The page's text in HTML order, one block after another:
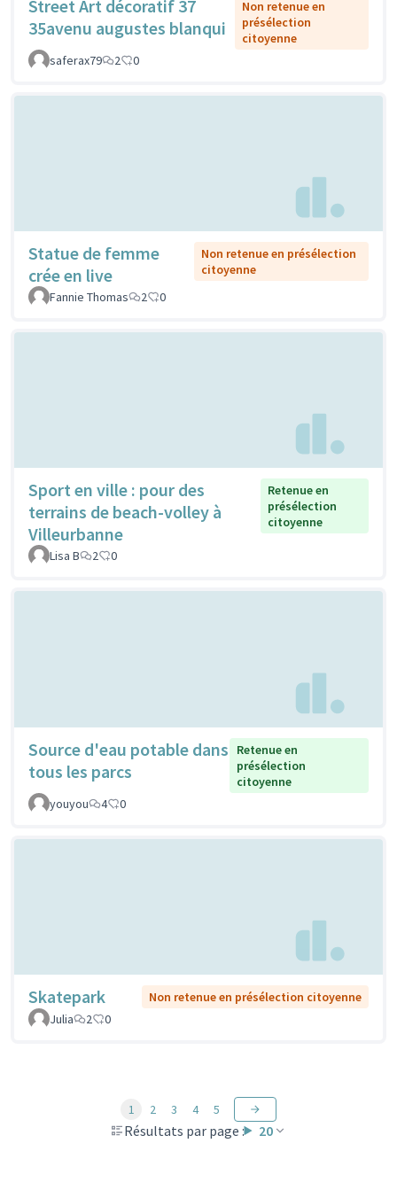
Street Art décoratif 37
35avenu augustes blanqui
Non retenue en
présélection
citoyenne
saferax79
2 0
Statue de femme
crée en live
Non retenue en présélection
citoyenne
Fannie Thomas
2 0
Sport en ville : pour des
terrains de beach-volley à
Villeurbanne
Retenue en
présélection
citoyenne
Lisa B 2 0
Source d'eau potable dans
tous les parcs
Retenue en
présélection
citoyenne
youyou
4 0
Skatepark
Non retenue en présélection citoyenne
Julia
2 0
Résultats par page : 20
1 2 3 4 5